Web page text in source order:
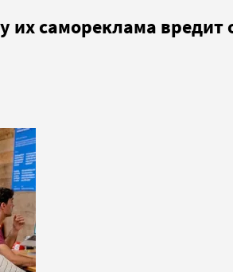
их самореклама